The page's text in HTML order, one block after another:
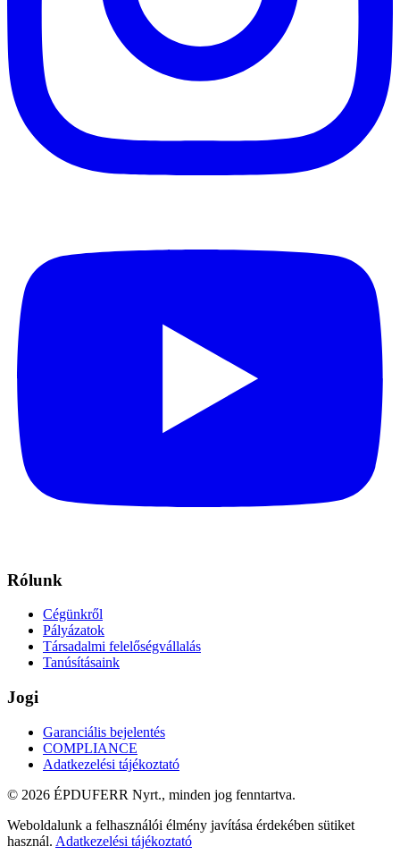
Rólunk
Cégünkről
Pályázatok
Társadalmi felelőségvállalás
Tanúsításaink
Jogi
Garanciális bejelentés
COMPLIANCE
Adatkezelési tájékoztató
© 2026 ÉPDUFERR Nyrt., minden jog fenntartva.
Weboldalunk a felhasználói élmény javítása érdekében sütiket
használ. Adatkezelési tájékoztató